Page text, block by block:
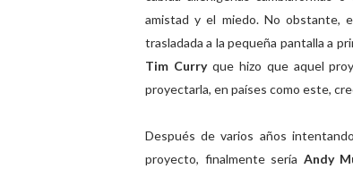
amistad y el miedo. No obstante,
trasladada a la pequeña pantalla a
Tim Curryque hizo que aquel
proyectarla, en países como este,
Después de varios años
proyecto, finalmente sería Andy